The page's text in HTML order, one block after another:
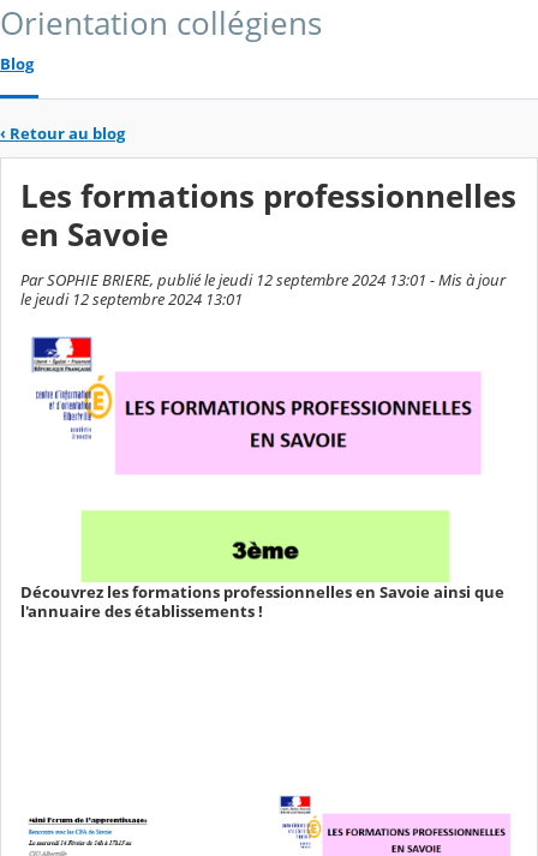
Orientation collégiens
Blog
‹ Retour au blog
Les formations professionnelles
en Savoie
Par SOPHIE BRIERE, publié le jeudi 12 septembre 2024 13:01 - Mis à jour
le jeudi 12 septembre 2024 13:01
Découvrez les formations professionnelles en Savoie ainsi que
l'annuaire des établissements !